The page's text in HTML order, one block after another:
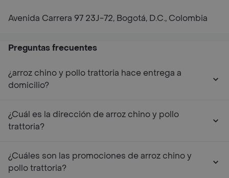
Avenida Carrera 97 23J-72, Bogotá, D.C., Colombia
Preguntas frecuentes
¿arroz chino y pollo trattoria hace entrega a
domicilio?
¿Cuál es la dirección de arroz chino y pollo
trattoria?
¿Cuáles son las promociones de arroz chino y
pollo trattoria?